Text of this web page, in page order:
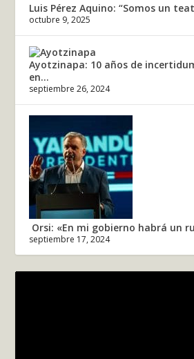
Luis Pérez Aquino: “Somos un
octubre 9, 2025
Ayotzinapa: 10 años de
en...
septiembre 26, 2024
Orsi: «En mi gobierno habrá un
septiembre 17, 2024